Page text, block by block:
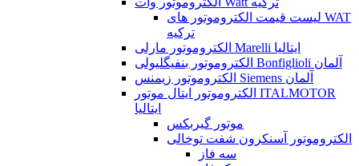
لیست قیمت الکتروموتور های WAT
ترکیه
الکتروموتور مارلی Marelli ایتالیا
الکتروموتور بنفیگلیولی Bonfiglioli آلمان
الکتروموتور زیمنس Siemens آلمان
الکتروموتور ایتال موتور ITALMOTOR
ایتالیا
موتور گیربکس
الکتروموتور آسنکرون شفت توخالی
سه فاز